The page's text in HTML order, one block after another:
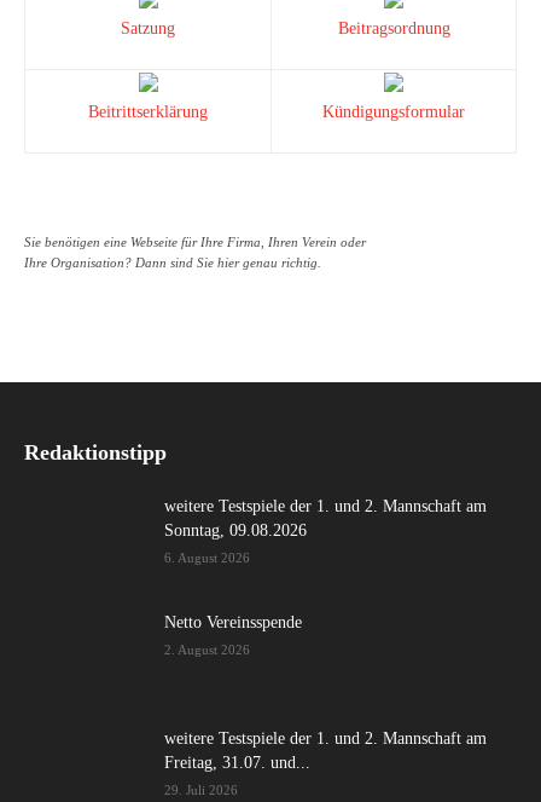
Satzung Beitragsordnung
Beitrittserklärung Kündigungsformular
Sie benötigen eine Webseite für Ihre Firma, Ihren Verein oder
Ihre Organisation? Dann sind Sie hier genau richtig.
Redaktionstipp
weitere Testspiele der 1. und 2. Mannschaft am
Sonntag, 09.08.2026
6. August 2026
Netto Vereinsspende
2. August 2026
weitere Testspiele der 1. und 2. Mannschaft am
Freitag, 31.07. und...
29. Juli 2026